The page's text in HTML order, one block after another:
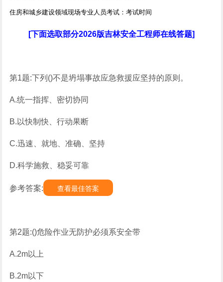
住房和城乡建设领域现场专业人员考试：考试时间
[下面选取部分2026版吉林安全工程师在线答题]
第1题:下列()不是坍塌事故应急救援应坚持的原则。
A.统一指挥、密切协同
B.以快制快、行动果断
C.迅速、就地、准确、坚持
D.科学施救、稳妥可靠
参考答案: 查看最佳答案
第2题:()危险作业无防护必须系安全带
A.2m以上
B.2m以下